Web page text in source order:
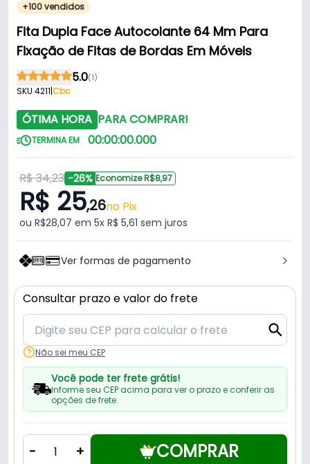
+100 vendidos
Fita Dupla Face Autocolante 64 Mm Para
Fixação de Fitas de Bordas Em Móveis
5.0(1)
SKU 4211|Cbc
ÓTIMA HORA PARA COMPRAR!
TERMINA EM 00:00:00.000
R$ 34,23 -26% Economize R$8,97
R$ 25,26no Pix
ou R$28,07 em 5x R$ 5,61 sem juros
Ver formas de pagamento
Consultar prazo e valor do frete
Não sei meu CEP
Você pode ter frete grátis!
Informe seu CEP acima para ver o prazo e conferir as
opções de frete.
- + COMPRAR